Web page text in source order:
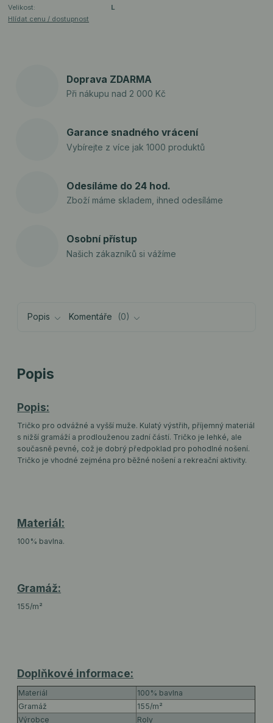
Velikost:
L
Hlídat cenu / dostupnost
Doprava ZDARMA
Při nákupu nad 2 000 Kč
Garance snadného vrácení
Vybírejte z více jak 1000 produktů
Odesíláme do 24 hod.
Zboží máme skladem, ihned odesíláme
Osobní přístup
Našich zákazníků si vážíme
Popis Komentáře 0
Popis
Popis:
Tričko pro odvážné a vyšší muže. Kulatý výstřih, příjemný materiál
s nižší gramáží a prodlouženou zadní částí. Tričko je lehké, ale
současně pevné, což je dobrý předpoklad pro pohodlné nošení.
Tričko je vhodné zejména pro běžné nošení a rekreační aktivity.
Materiál:
100% bavlna.
Gramáž:
155/m²
Doplňkové informace:
Materiál
100% bavlna
Gramáž
155/m²
Výrobce
Roly